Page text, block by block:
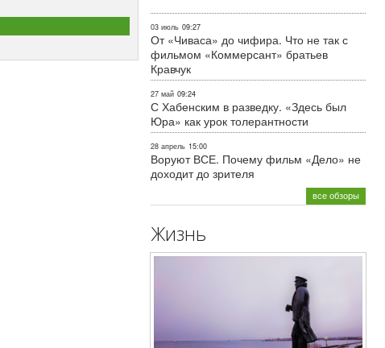
03 июль 09:27
От «Чиваса» до чифира. Что не так с
фильмом «Коммерсант» братьев
Кравчук
27 май 09:24
С Хабенским в разведку. «Здесь был
Юра» как урок толерантности
28 апрель 15:00
Воруют ВСЕ. Почему фильм «Дело» не
доходит до зрителя
все обзоры
Жизнь